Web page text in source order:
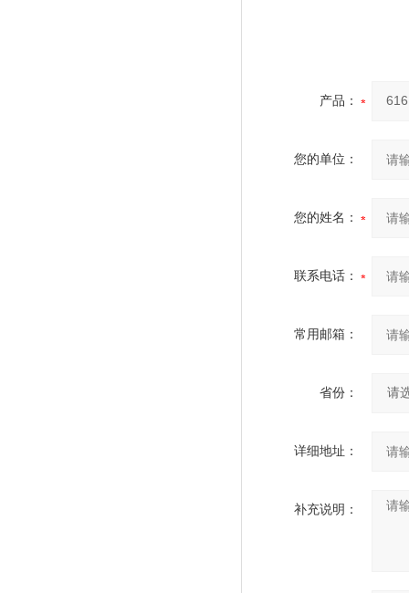
产品：
您的单位：
您的姓名：
联系电话：
常用邮箱：
省份：
详细地址：
补充说明：